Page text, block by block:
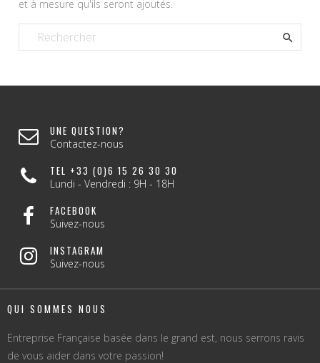
et à mesure qu'ils seront ajoutés.

UNE QUESTION?
Contactez-nous
TEL +33 (0)6 15 26 30 30
Lundi - Vendredi : 9H - 18H
FACEBOOK
Suivez-nous
INSTAGRAM
Suivez-nous
QUI SOMMES NOUS
Entreprise Française basée dans le grand est, nous serrons ravis
de vous aider dans votre passion!